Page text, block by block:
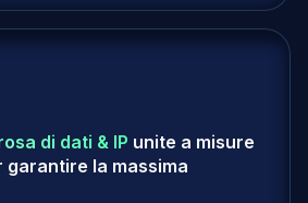
di dati & IP unite a misure
garantire la massima